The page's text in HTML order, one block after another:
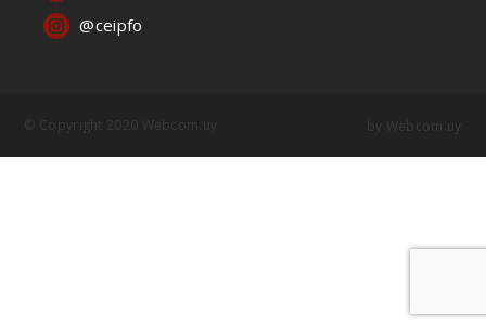
@ceipfo
© Copyright 2020 Webcom.uy by Webcom.uy